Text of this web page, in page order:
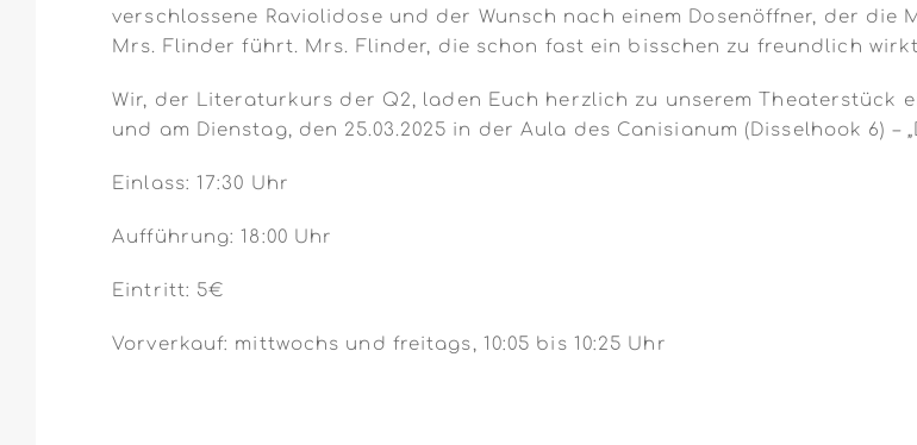
verschlossene Raviolidose und der Wunsch nach einem Dosenöffner, der
Mrs. Flinder führt. Mrs. Flinder, die schon fast ein bisschen zu freundlich
Wir, der Literaturkurs der Q2, laden Euch herzlich zu unserem Theaterstück
und am Dienstag, den 25.03.2025 in der Aula des Canisianum (Disselhook 6) –
Einlass: 17:30 Uhr
Aufführung: 18:00 Uhr
Eintritt: 5€
Vorverkauf: mittwochs und freitags, 10:05 bis 10:25 Uhr